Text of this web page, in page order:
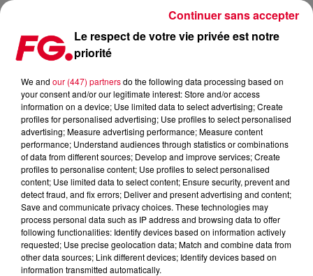
KYGO TEASE SON PROCHAIN TITRE AVEC CHARLIE PUTH !
Publié : 20 septembre 2016 à 10h39 par La rédaction
Le respect de votre vie privée est notre
priorité
We and our (447) partnersdo the following data processing based on
your consent and/or our legitimate interest: Store and/or access
information on a device; Use limited data to select advertising; Create
profiles for personalised advertising; Use profiles to select personalised
advertising; Measure advertising performance; Measure content
performance; Understand audiences through statistics or combinations
of data from different sources; Develop and improve services; Create
profiles to personalise content; Use profiles to select personalised
content; Use limited data to select content; Ensure security, prevent and
detect fraud, and fix errors; Deliver and present advertising and content;
Save and communicate privacy choices. These technologies may
process personal data such as IP address and browsing data to offer
following functionalities: Identify devices based on information actively
requested; Use precise geolocation data; Match and combine data from
other data sources; Link different devices; Identify devices based on
information transmitted automatically.
Continuer sans accepter